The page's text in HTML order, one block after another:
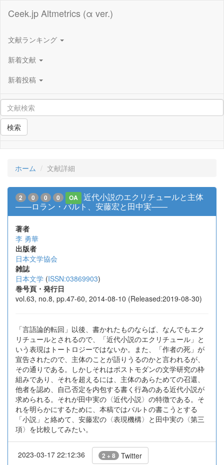
Ceek.jp Altmetrics (α ver.)
文献ランキング
新着文献
新着投稿
検索
ホーム 文献詳細
2 0 0 0 OA
近代小説のエクリチュールと主体
――ロラン・バルト、安藤宏と田中実――
著者
李 勇華
出版者
日本文学協会
雑誌
日本文学 (ISSN:03869903)
巻号頁・発行日
vol.63, no.8, pp.47-60, 2014-08-10 (Released:2019-08-30)
「言語論的転回」以後、書かれたものならば、なんでもエク
リチュールとされるので、「近代小説のエクリチュール」と
いう表現はトートロジーではないか。また、「作者の死」が
宣告されたので、主体のことが語りうるのかと言われるが、
その通りである。しかしそれはポストモダンの文学研究の枠
組みであり、それを超えるには、主体のあらためての召還、
他者を認め、自己否定を内包する書く行為のある近代小説が
求められる。それが田中実の〈近代小説〉の特徴である。そ
れを明らかにするために、本稿ではバルトの書こうとする
「小説」と絡めて、安藤宏の〈表現機構〉と田中実の〈第三
項〉を比較してみたい。
2023-03-17 22:12:36 2 + 8 Twitter